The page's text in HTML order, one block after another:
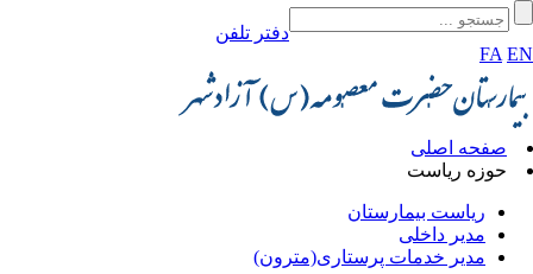
دفتر تلفن
FA
صفحه اصلی
حوزه ریاست
ریاست بیمارستان
مدیر داخلی
مدیر خدمات پرستاری(مترون)